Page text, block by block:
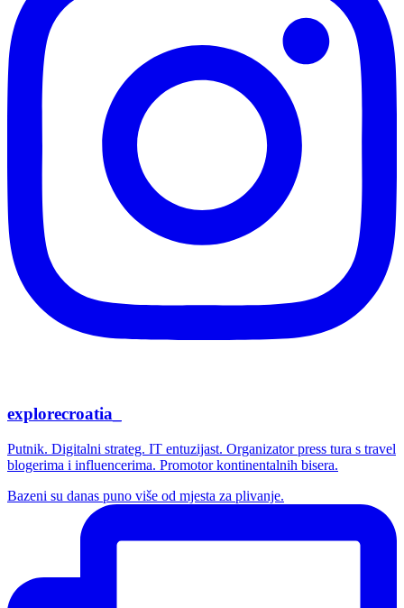
explorecroatia_
Putnik. Digitalni strateg. IT entuzijast. Organizator press tura s travel
blogerima i influencerima. Promotor kontinentalnih bisera.
Bazeni su danas puno više od mjesta za plivanje.